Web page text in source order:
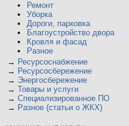
Ремонт
Уборка
Дороги, парковка
Благоустройство двора
Кровля и фасад
Разное
→ Ресурсоснабжение
→ Ресурсосбережение
→ Энергосбережение
→ Товары и услуги
→ Специализированное ПО
→ Разное (статьи о ЖКХ)